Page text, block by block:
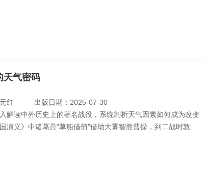
天气密码
红
出版日期：2025-07-30
解读中外历史上的著名战役，系统剖析天气因素如何成为改变
演义》中诸葛亮“草船借箭”借助大雾智胜曹操，到二战时敦刻
缓德军进攻创造的撤退奇迹；从拿破仑兵败滑铁卢的泥泞战